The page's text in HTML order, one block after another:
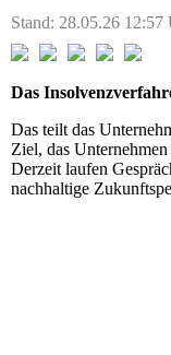
Stand: 28.05.26 12:57
Das
Das teilt das
Ziel, das
Derzeit laufen
nachhaltige